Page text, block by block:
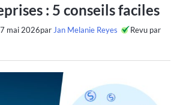
: 5 conseils faciles
7 mai 2026par Jan Melanie Reyes
Revu par